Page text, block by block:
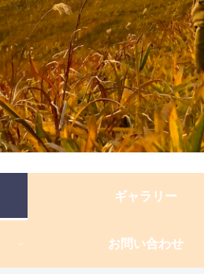
ギャラリー
お問い合わせ